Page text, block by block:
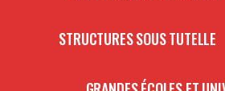
STRUCTURES SOUS TUTELLE